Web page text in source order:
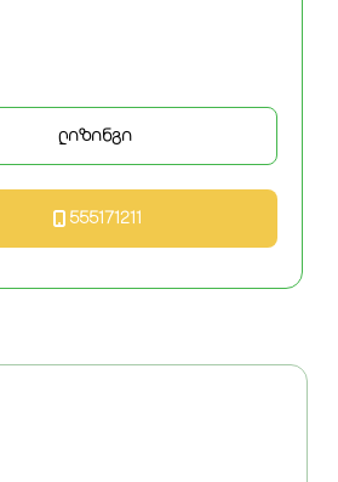
ლიზინგი
555171211